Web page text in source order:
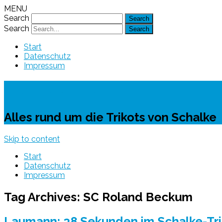
MENU
Search
Search
Start
Datenschutz
Impressum
Alles rund um die Trikots von Schalke
Skip to content
Start
Datenschutz
Impressum
Tag Archives: SC Roland Beckum